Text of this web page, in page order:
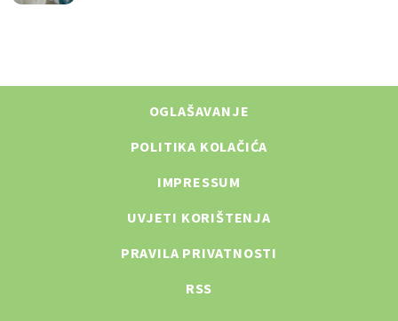
OGLAŠAVANJE
POLITIKA KOLAČIĆA
IMPRESSUM
UVJETI KORIŠTENJA
PRAVILA PRIVATNOSTI
RSS